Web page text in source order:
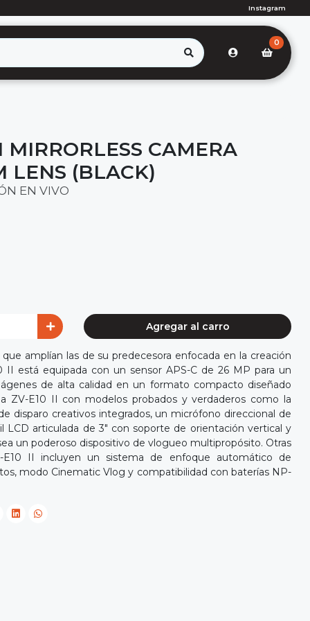
Instagram
0
MIRRORLESS CAMERA
LENS (BLACK)
EN VIVO
Agregar al carro
amplían las de su predecesora enfocada en la creación
II está equipada con un sensor APS-C de 26 MP para un
de alta calidad en un formato compacto diseñado
ZV-E10 II con modelos probados y verdaderos como la
disparo creativos integrados, un micrófono direccional de
LCD articulada de 3" con soporte de orientación vertical y
un poderoso dispositivo de vlogueo multipropósito. Otras
E10 II incluyen un sistema de enfoque automático de
modo Cinematic Vlog y compatibilidad con baterías NP-